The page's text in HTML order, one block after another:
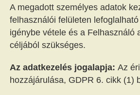
A megadott személyes adatok
felhasználói felületen
igénybe vétele és a Felhasználó
céljából szükséges.
Az adatkezelés jogalapja: Az
hozzájárulása, GDPR 6. cikk (1)